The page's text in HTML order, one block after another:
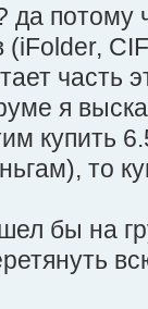
потому
часть
я
купить
то
бы на